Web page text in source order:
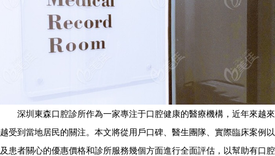
深圳東森口腔診所作為一家專注于口腔健康的醫療機構，近年來越來
越受到當地居民的關注。本文將從用戶口碑、醫生團隊、實際臨床案例以
及患者關心的優惠價格和診所服務幾個方面進行全面評估，以幫助有口腔